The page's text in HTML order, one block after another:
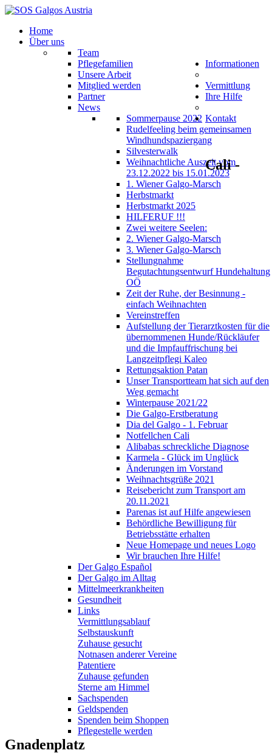
Home
Über uns
Team
Pflegefamilien
Unsere Arbeit
Mitglied werden
Partner
News
Sommerpause 2022
Rudelfeeling beim gemeinsamen
Windhundspaziergang
Silvesterwalk
Weihnachtliche Auszeit vom
23.12.2022 bis 15.01.2023
1. Wiener Galgo-Marsch
Herbstmarkt
Herbstmarkt 2025
HILFERUF !!!
Zwei weitere Seelen:
2. Wiener Galgo-Marsch
3. Wiener Galgo-Marsch
Stellungnahme
Begutachtungsentwurf Hundehaltung
OÖ
Zeit der Ruhe, der Besinnung -
einfach Weihnachten
Vereinstreffen
Aufstellung der Tierarztkosten für die
übernommenen Hunde/Rückläufer
und die Impfauffrischung bei
Langzeitpflegi Kaleo
Rettungsaktion Patan
Unser Transportteam hat sich auf den
Weg gemacht
Winterpause 2021/22
Die Galgo-Erstberatung
Dia del Galgo - 1. Februar
Notfellchen Cali
Alibabas schreckliche Diagnose
Karmela - Glück im Unglück
Änderungen im Vorstand
Weihnachtsgrüße 2021
Reisebericht zum Transport am
20.11.2021
Parenas ist auf Hilfe angewiesen
Behördliche Bewilligung für
Betriebsstätte erhalten
Neue Homepage und neues Logo
Wir brauchen Ihre Hilfe!
Informationen
Der Galgo Español
Der Galgo im Alltag
Mittelmeerkrankheiten
Gesundheit
Links
Vermittlung
Vermittlungsablauf
Selbstauskunft
Zuhause gesucht
Notnasen anderer Vereine
Patentiere
Zuhause gefunden
Sterne am Himmel
Ihre Hilfe
Sachspenden
Geldspenden
Spenden beim Shoppen
Pflegestelle werden
Kontakt
Cali -
Gnadenplatz